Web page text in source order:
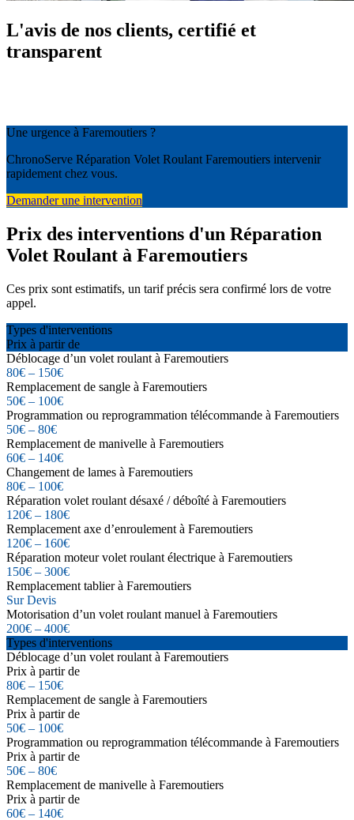
L'avis de nos clients, certifié et
transparent
Une urgence à Faremoutiers ?
ChronoServe Réparation Volet Roulant Faremoutiers intervenir
rapidement chez vous.
Demander une intervention
Prix des interventions d'un Réparation
Volet Roulant à Faremoutiers
Ces prix sont estimatifs, un tarif précis sera confirmé lors de votre
appel.
Types d'interventions
Prix à partir de
Déblocage d’un volet roulant à Faremoutiers
80€ – 150€
Remplacement de sangle à Faremoutiers
50€ – 100€
Programmation ou reprogrammation télécommande à Faremoutiers
50€ – 80€
Remplacement de manivelle à Faremoutiers
60€ – 140€
Changement de lames à Faremoutiers
80€ – 100€
Réparation volet roulant désaxé / déboîté à Faremoutiers
120€ – 180€
Remplacement axe d’enroulement à Faremoutiers
120€ – 160€
Réparation moteur volet roulant électrique à Faremoutiers
150€ – 300€
Remplacement tablier à Faremoutiers
Sur Devis
Motorisation d’un volet roulant manuel à Faremoutiers
200€ – 400€
Types d'interventions
Déblocage d’un volet roulant à Faremoutiers
Prix à partir de
80€ – 150€
Remplacement de sangle à Faremoutiers
Prix à partir de
50€ – 100€
Programmation ou reprogrammation télécommande à Faremoutiers
Prix à partir de
50€ – 80€
Remplacement de manivelle à Faremoutiers
Prix à partir de
60€ – 140€